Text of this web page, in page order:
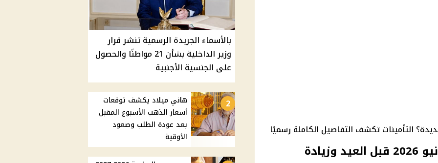
التأمينات تكشف التفاصيل الكاملة رسميًا
تفاصيل صرف معاشات يونيو 2026 قبل العيد وزيادة
بالأسماء الجريدة الرسمية تنشر قرار
وزير الداخلية بشأن 21 مواطنًا والحصول
على الجنسية الأجنبية
2
هاني ميلاد يكشف توقعات
أسعار الذهب الأسبوع المقبل
بعد عودة الطلب وصعود
الأوقية